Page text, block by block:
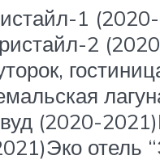
1 (2020-
2
(2020-
отель